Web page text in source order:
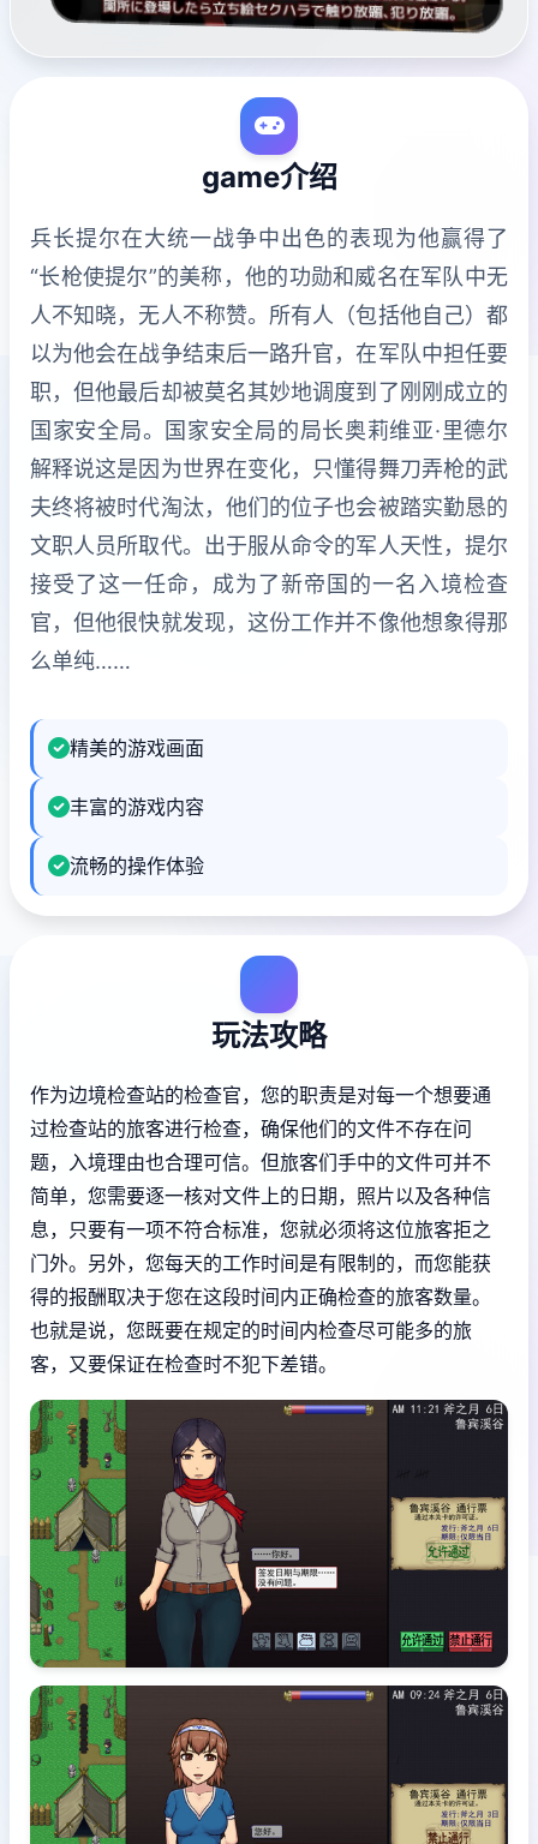
game介绍
兵长提尔在大统一战争中出色的表现为他赢得了
“长枪使提尔”的美称，他的功勋和威名在军队中无
人不知晓，无人不称赞。所有人（包括他自己）都
以为他会在战争结束后一路升官，在军队中担任要
职，但他最后却被莫名其妙地调度到了刚刚成立的
国家安全局。国家安全局的局长奥莉维亚·里德尔
解释说这是因为世界在变化，只懂得舞刀弄枪的武
夫终将被时代淘汰，他们的位子也会被踏实勤恳的
文职人员所取代。出于服从命令的军人天性，提尔
接受了这一任命，成为了新帝国的一名入境检查
官，但他很快就发现，这份工作并不像他想象得那
么单纯……
精美的游戏画面
丰富的游戏内容
流畅的操作体验
玩法攻略
作为边境检查站的检查官，您的职责是对每一个想要通
过检查站的旅客进行检查，确保他们的文件不存在问
题，入境理由也合理可信。但旅客们手中的文件可并不
简单，您需要逐一核对文件上的日期，照片以及各种信
息，只要有一项不符合标准，您就必须将这位旅客拒之
门外。另外，您每天的工作时间是有限制的，而您能获
得的报酬取决于您在这段时间内正确检查的旅客数量。
也就是说，您既要在规定的时间内检查尽可能多的旅
客，又要保证在检查时不犯下差错。